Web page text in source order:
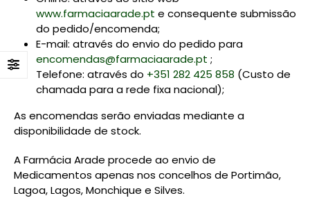
www.farmaciaarade.pt e consequente submissão
do pedido/encomenda;
E-mail: através do envio do pedido para
encomendas@farmaciaarade.pt ;
Telefone: através do +351 282 425 858 (Custo de
chamada para a rede fixa nacional);
As encomendas serão enviadas mediante a
disponibilidade de stock.
A Farmácia Arade procede ao envio de
Medicamentos apenas nos concelhos de Portimão,
Lagoa, Lagos, Monchique e Silves.